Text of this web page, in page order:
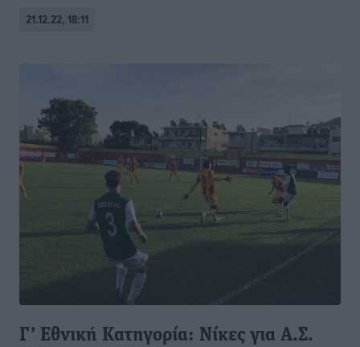
21.12.22, 18:11
Γ’ Εθνική Κατηγορία: Νίκες για Α.Σ.